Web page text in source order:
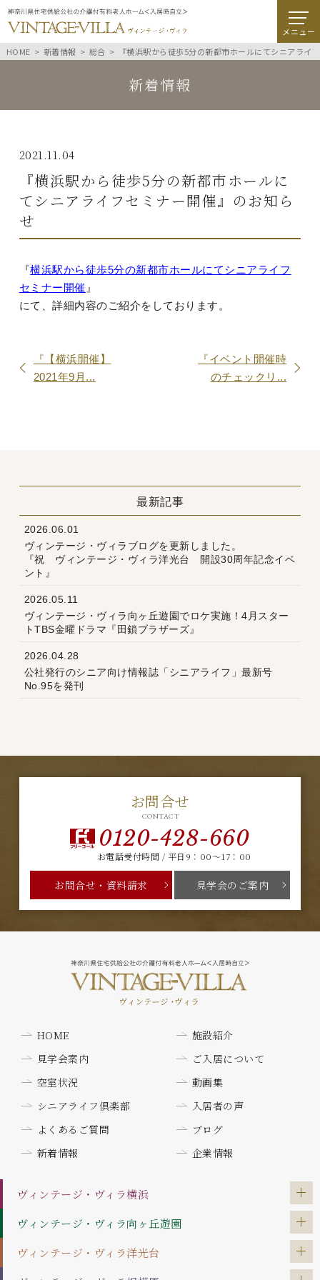
メニュー
HOME
新着情報 総合 『横浜駅から徒歩5分の新都市ホールにてシニアライ
新着情報
2021.11.04
『横浜駅から徒歩5分の新都市ホールに
てシニアライフセミナー開催』のお知ら
せ
『横浜駅から徒歩5分の新都市ホールにてシニアライフ
セミナー開催 』
にて、詳細内容のご紹介をしております。
『【横浜開催】
2021年9月...
『イベント開催時
のチェックリ...
最新記事
2026.06.01
ヴィンテージ・ヴィラブログを更新しました。
『祝 ヴィンテージ・ヴィラ洋光台 開設30周年記念イベ
ント』
2026.05.11
ヴィンテージ・ヴィラ向ヶ丘遊園でロケ実施！4月スター
トTBS金曜ドラマ『田鎖ブラザーズ』
2026.04.28
公社発行のシニア向け情報誌「シニアライフ」最新号
No.95を発刊
お問合せ
CONTACT
0120-428-660
お電話受付時間 / 平日9：00～17：00
お問合せ・資料請求 見学会のご案内
HOME
施設紹介
見学会案内
ご入居について
空室状況
動画集
シニアライフ倶楽部
入居者の声
よくあるご質問
ブログ
新着情報
企業情報
ヴィンテージ・ヴィラ横浜
ヴィンテージ・ヴィラ向ヶ丘遊園
ヴィンテージ・ヴィラ洋光台